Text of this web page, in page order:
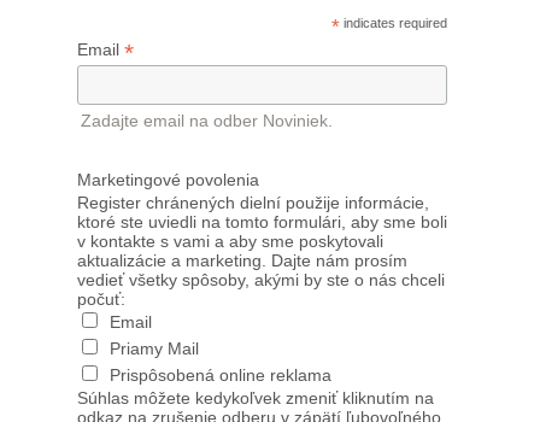
* indicates required
Email *
Zadajte email na odber Noviniek.
Marketingové povolenia
Register chránených dielní použije informácie,
ktoré ste uviedli na tomto formulári, aby sme boli
v kontakte s vami a aby sme poskytovali
aktualizácie a marketing. Dajte nám prosím
vedieť všetky spôsoby, akými by ste o nás chceli
počuť:
Email
Priamy Mail
Prispôsobená online reklama
Súhlas môžete kedykoľvek zmeniť kliknutím na
odkaz na zrušenie odberu v zápätí ľubovoľného